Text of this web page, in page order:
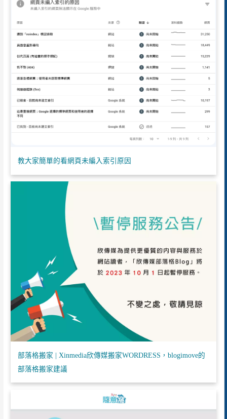
教大家簡單的看網頁未編入索引原因
部落格搬家 | Xinmedia欣傳媒搬家WORDRESS，blogimove的
部落格搬家建議